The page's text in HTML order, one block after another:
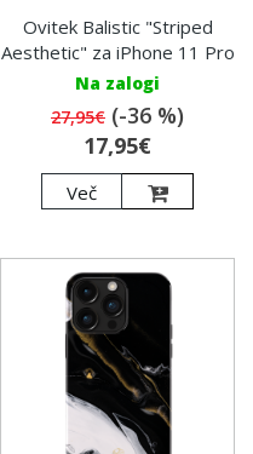
Ovitek Balistic "Striped
Aesthetic" za iPhone 11 Pro
Na zalogi
27,95€ (-36 %)
17,95€
Več